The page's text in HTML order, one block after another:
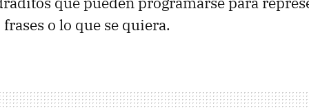
o lo que se quiera.